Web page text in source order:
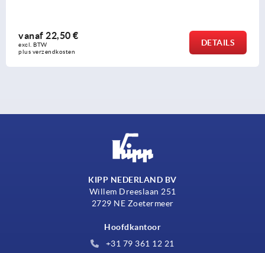
15,28 €
excl. BTW
plus verzendkosten
KIPP NEDERLAND BV
Willem Dreeslaan 251
2729 NE Zoetermeer
Hoofdkantoor
+31 79 361 12 21